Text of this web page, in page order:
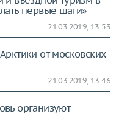
первые шаги»
21.03.2019, 13:53
от московских
21.03.2019, 13:46
организуют